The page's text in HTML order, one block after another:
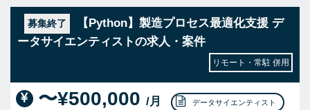
募集終了
【Python】製造プロセス最適化支援 デ
ータサイエンティストの求人・案件
リモート・常駐 併用
〜¥500,000 /月 データサイエンティスト